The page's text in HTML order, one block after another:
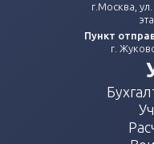
г.Москва,
Пункт
г.